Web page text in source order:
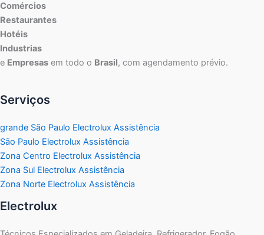
Comércios
Restaurantes
Hotéis
Industrias
e Empresas em todo o Brasil, com agendamento prévio.
Serviços
grande São Paulo Electrolux Assistência
São Paulo Electrolux Assistência
Zona Centro Electrolux Assistência
Zona Sul Electrolux Assistência
Zona Norte Electrolux Assistência
Electrolux